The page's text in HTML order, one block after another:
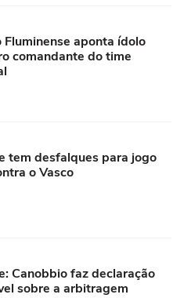
Fluminense aponta ídolo
comandante do time
tem desfalques para jogo
o Vasco
Canobbio faz declaração
sobre a arbitragem